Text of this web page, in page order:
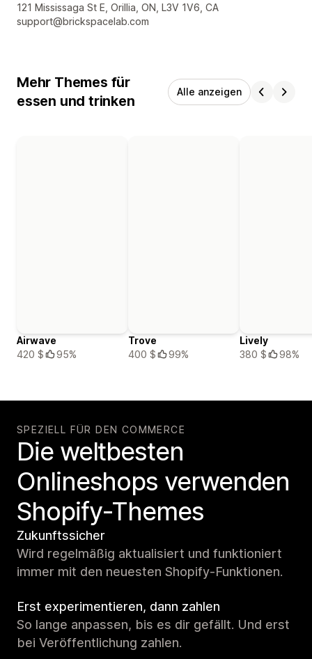
Designer-Kontaktdaten
121 Mississaga St E, Orillia, ON, L3V 1V6, CA
support@brickspacelab.com
Mehr Themes für
essen und trinken
Alle anzeigen
Airwave
420 $
95%
Trove
400 $
99%
Lively
380 $
98%
SPEZIELL FÜR DEN COMMERCE
Die weltbesten
Onlineshops verwenden
Shopify-Themes
Zukunftssicher
Wird regelmäßig aktualisiert und funktioniert
immer mit den neuesten Shopify-Funktionen.
Erst experimentieren, dann zahlen
So lange anpassen, bis es dir gefällt. Und erst
bei Veröffentlichung zahlen.